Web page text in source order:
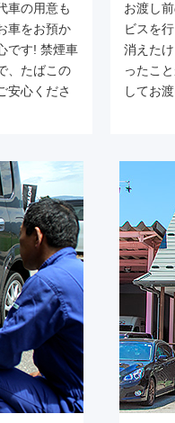
車の用意も
車をお預か
です! 禁煙車
、たばこの
安心くださ
お渡し
ビスを
消えた
ったこ
してお